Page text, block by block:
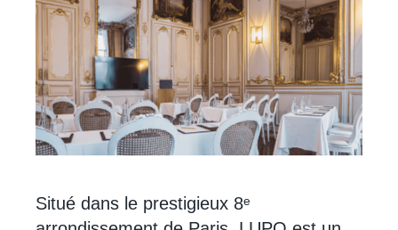
Situé dans le prestigieux 8ᵉ